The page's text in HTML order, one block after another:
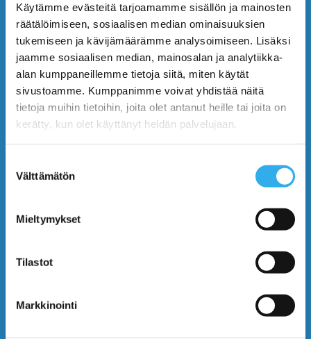
Käytämme evästeitä tarjoamamme sisällön ja mainosten
räätälöimiseen, sosiaalisen median ominaisuuksien
tukemiseen ja kävijämäärämme analysoimiseen. Lisäksi
jaamme sosiaalisen median, mainosalan ja analytiikka-
alan kumppaneillemme tietoja siitä, miten käytät
sivustoamme. Kumppanimme voivat yhdistää näitä
tietoja muihin tietoihin, joita olet antanut heille tai joita on
kerätty, kun olet käyttänyt heidän palvelujaan.
valinta
Välttämätön
Mieltymykset
Tilastot
Markkinointi
PILVI™
Benefits
Features
Plans and Prices
Contact Us